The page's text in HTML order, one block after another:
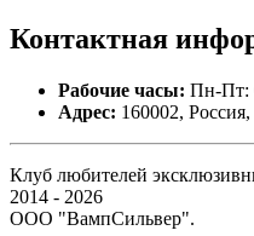
Контактная
Рабочие часы: Пн-Пт:
Адрес: 160002,
Клуб любителей
2014 - 2026
ООО "ВампСильвер".